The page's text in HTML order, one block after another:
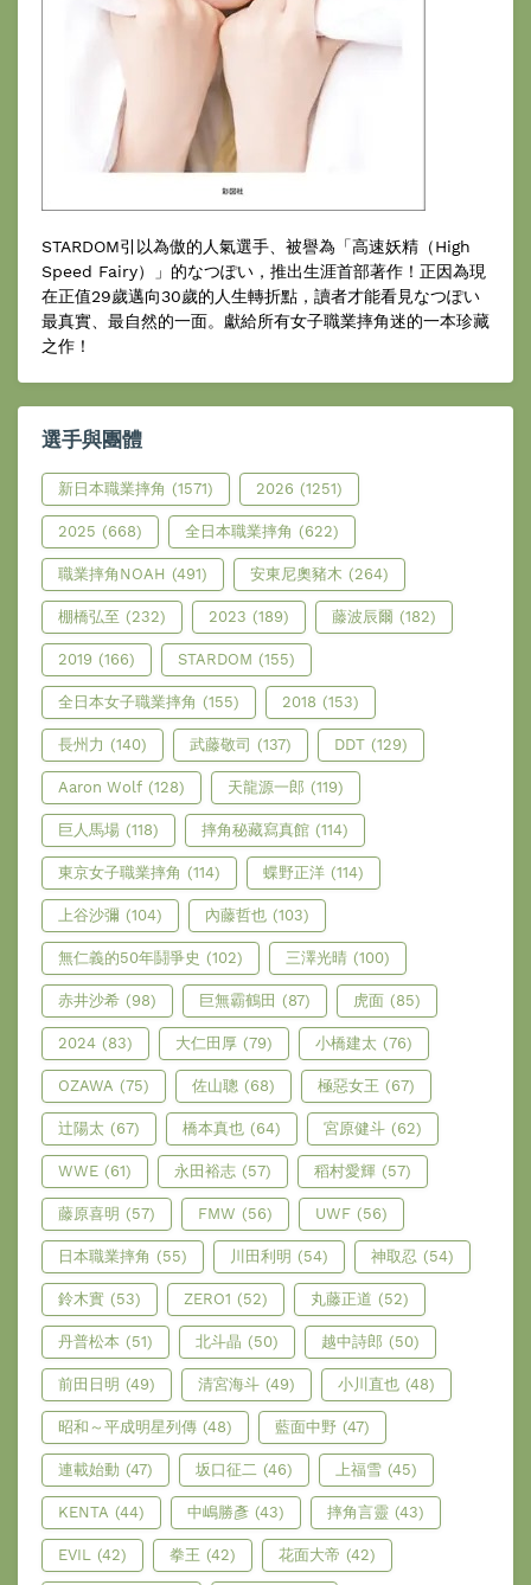
STARDOM引以為傲的人氣選手、被譽為「高速妖精（High
Speed Fairy）」的なつぽい，推出生涯首部著作！正因為現
在正值29歲邁向30歲的人生轉折點，讀者才能看見なつぽい
最真實、最自然的一面。獻給所有女子職業摔角迷的一本珍藏
之作！
選手與團體
新日本職業摔角 (1571) 2026 (1251)
2025 (668) 全日本職業摔角 (622)
職業摔角NOAH (491) 安東尼奧豬木 (264)
棚橋弘至 (232) 2023 (189) 藤波辰爾 (182)
2019 (166) STARDOM (155)
全日本女子職業摔角 (155) 2018 (153)
長州力 (140) 武藤敬司 (137) DDT (129)
Aaron Wolf (128) 天龍源一郎 (119)
巨人馬場 (118) 摔角秘藏寫真館 (114)
東京女子職業摔角 (114) 蝶野正洋 (114)
上谷沙彌 (104) 內藤哲也 (103)
無仁義的50年鬪爭史 (102) 三澤光晴 (100)
赤井沙希 (98) 巨無霸鶴田 (87) 虎面 (85)
2024 (83) 大仁田厚 (79) 小橋建太 (76)
OZAWA (75) 佐山聰 (68) 極惡女王 (67)
辻陽太 (67) 橋本真也 (64) 宮原健斗 (62)
WWE (61) 永田裕志 (57) 稻村愛輝 (57)
藤原喜明 (57) FMW (56) UWF (56)
日本職業摔角 (55) 川田利明 (54) 神取忍 (54)
鈴木實 (53) ZERO1 (52) 丸藤正道 (52)
丹普松本 (51) 北斗晶 (50) 越中詩郎 (50)
前田日明 (49) 清宮海斗 (49) 小川直也 (48)
昭和～平成明星列傳 (48) 藍面中野 (47)
連載始動 (47) 坂口征二 (46) 上福雪 (45)
KENTA (44) 中嶋勝彥 (43) 摔角言靈 (43)
EVIL (42) 拳王 (42) 花面大帝 (42)